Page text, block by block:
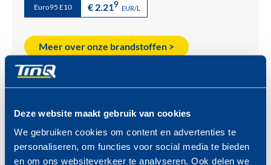
Deze website maakt gebruik van cookies
We gebruiken cookies om content en advertenties te
personaliseren, om functies voor social media te bieden
en om ons websiteverkeer te analyseren. Ook delen we
Euro95 E10 € 2.219 EUR/L
Meer over onze brandstoffen >
Aansprakelijkheid:Brandstoffen en prijzen kunnen op elk
moment wijzigen zonder voorafgaande mededeling van TinQ
Nederland B.V. Alle prijzen zijn onder voorbehoud van
tekstfouten. Voor de gevolgen van tekstfouten wordt geen